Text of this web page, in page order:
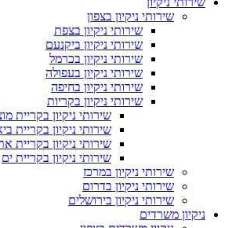
שירותי ניקיון בצפון
שירותי ניקיון בצפת
שירותי ניקיון ביקנעם
שירותי ניקיון בכרמל
שירותי ניקיון בעפולה
שירותי ניקיון בחיפה
שירותי ניקיון בקריות
שירותי ניקיון בקריית
שירותי ניקיון בקריית
שירותי ניקיון בקריית
שירותי ניקיון בקריית ים
שירותי ניקיון במרכז
שירותי ניקיון בדרום
שירותי ניקיון בירושלים
ניקיון משרדים